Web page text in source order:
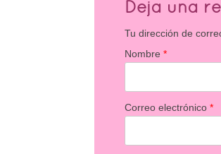
Deja una
Tu dirección de
Nombre*
Correo electrónico*